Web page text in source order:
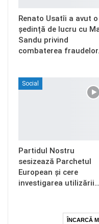
Renato Usatîi a avut o
ședință de lucru cu
Sandu privind
combaterea
Social
Partidul Nostru
sesizează Parchetul
European și cere
investigarea utilizării…
ÎNCARCĂ